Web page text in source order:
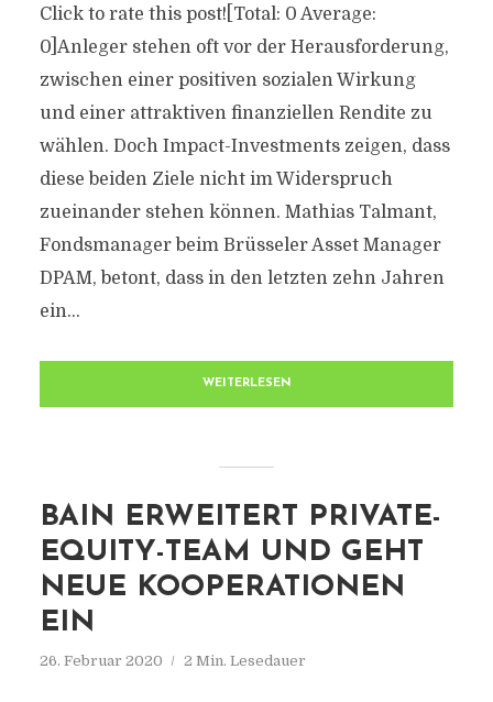
Click to rate this post![Total: 0 Average:
0]Anleger stehen oft vor der Herausforderung,
zwischen einer positiven sozialen Wirkung
und einer attraktiven finanziellen Rendite zu
wählen. Doch Impact-Investments zeigen, dass
diese beiden Ziele nicht im Widerspruch
zueinander stehen können. Mathias Talmant,
Fondsmanager beim Brüsseler Asset Manager
DPAM, betont, dass in den letzten zehn Jahren
ein...
WEITERLESEN
BAIN ERWEITERT PRIVATE-
EQUITY-TEAM UND GEHT
NEUE KOOPERATIONEN
EIN
26. Februar 2020 2 Min. Lesedauer